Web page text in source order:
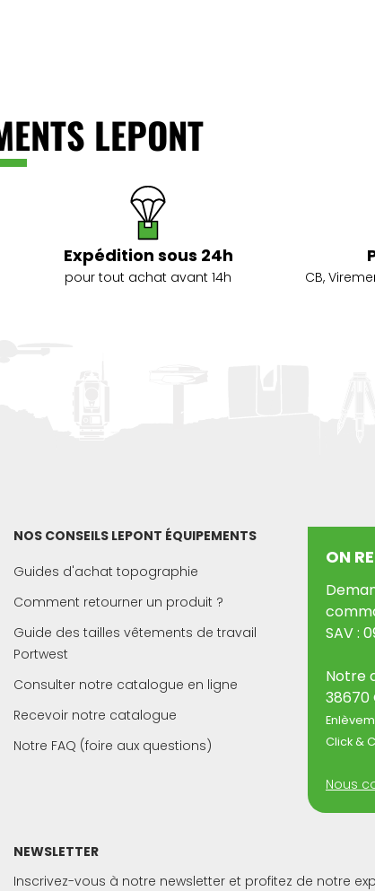
LEPONT
Expédition sous 24h
pour tout achat avant 14h
CB,
NOS CONSEILS LEPONT ÉQUIPEMENTS
Guides d'achat topographie
Comment retourner un produit ?
Guide des tailles vêtements de travail
Portwest
Consulter notre catalogue en ligne
Recevoir notre catalogue
Notre FAQ (foire aux questions)
ON
SAV :
Notre
38670
Click &
Nous
NEWSLETTER
Inscrivez-vous à notre newsletter et profitez de notre